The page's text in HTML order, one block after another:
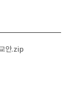
안.zip